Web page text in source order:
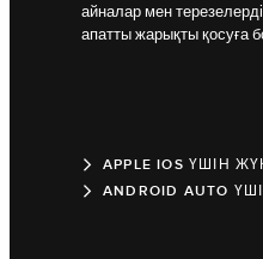
айналар мен
апатты жарықты қосуға
APPLE IOS ҮШІН
ANDROID AUTO